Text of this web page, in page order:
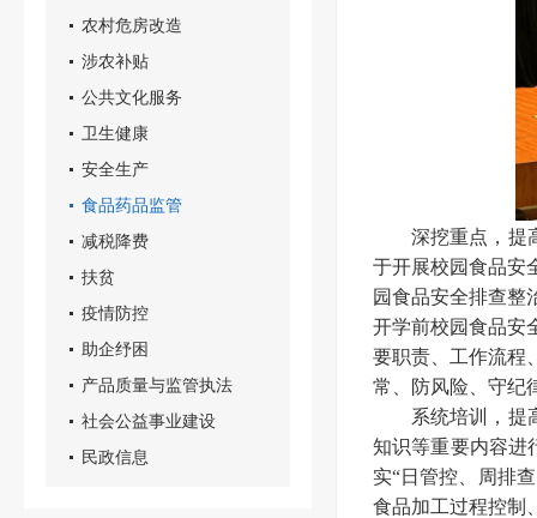
农村危房改造
涉农补贴
公共文化服务
卫生健康
安全生产
食品药品监管
减税降费
扶贫
疫情防控
助企纾困
产品质量与监管执法
社会公益事业建设
民政信息
深挖重点，提高
于开展校园食品安
园食品安全排查整
开学前校园食品安
要职责、工作流程
常、防风险、守纪
系统培训，提高
知识等重要内容进
实“日管控、周排
食品加工过程控制